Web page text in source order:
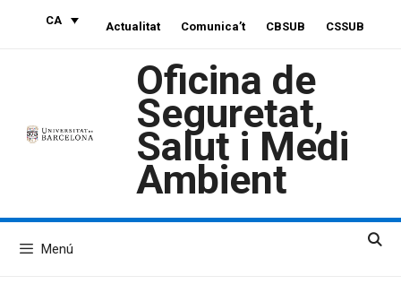
CA Actualitat Comunica’t CBSUB CSSUB
Oficina de
Seguretat,
Salut i Medi
Ambient
Menú